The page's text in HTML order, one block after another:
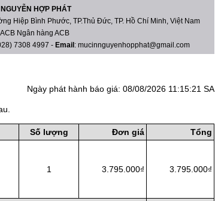
HỢP PHÁT
Hiệp Bình Phước, TP.Thủ Đức, TP. Hồ Chí Minh, Việt Nam
ACB Ngân hàng ACB
7308 4997 - Email : mucinnguyenhopphat@gmail.com
Ngày phát hành báo giá: 08/08/2026 11:15:21 SA
Số lượng Đơn giá Tổng
1 3.795.000₫ 3.795.000₫